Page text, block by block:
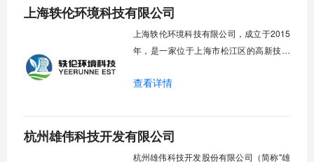
著作权。欣智值依托强大自主研发能力，
上海轶伦环境科技有限公司
上海轶伦环境科技有限公司，成立于2015
年，是一家位于上海市松江区的高新技术
研发与整合，提供一站式建筑智能化整体
慧办公、智慧实验室、校园食安、智慧用
电及环境监测等领域，拥有多项专利与软
查看详情
杭州雄伟科技开发有限公司
杭州雄伟科技开发股份有限公司（简称"雄